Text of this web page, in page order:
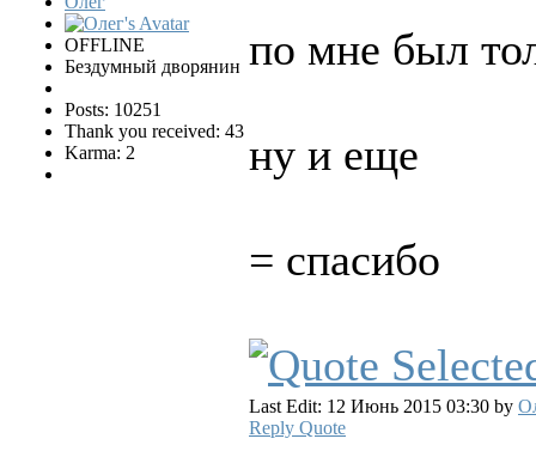
OFFLINE
Бездумный дворянин
Posts: 10251
Thank you received: 43
Karma: 2
по мне был
ну и еще
= спасибо
Last Edit: 12 Июнь 2015 03:30 by
Reply Quote